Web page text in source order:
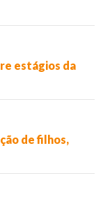
estágios da
de filhos,